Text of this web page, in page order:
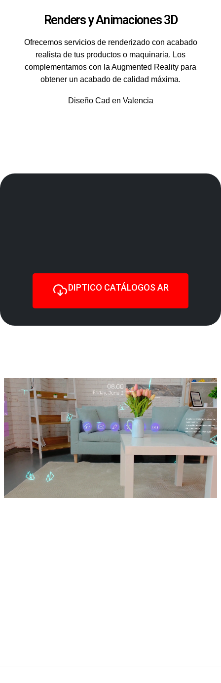
Renders y Animaciones 3D
Ofrecemos servicios de renderizado con acabado
realista de tus productos o maquinaria. Los
complementamos con la Augmented Reality para
obtener un acabado de calidad máxima.
Diseño Cad en Valencia
DIPTICO CATÁLOGOS AR